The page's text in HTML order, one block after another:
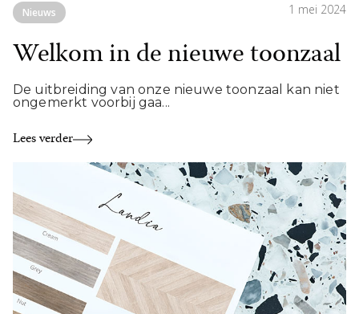
Nieuws 1 mei 2024
Welkom in de nieuwe toonzaal
De uitbreiding van onze nieuwe toonzaal kan niet
ongemerkt voorbij gaa...
Lees verder